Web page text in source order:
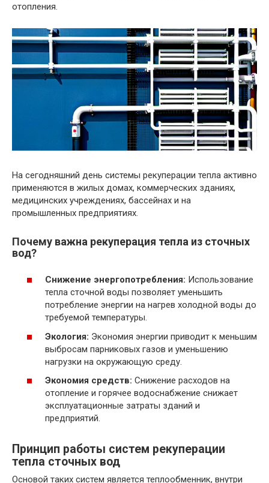
отопления.
На сегодняшний день системы рекуперации тепла активно
применяются в жилых домах, коммерческих зданиях,
медицинских учреждениях, бассейнах и на
промышленных предприятиях.
Почему важна рекуперация тепла из сточных
вод?
Снижение энергопотребления: Использование
тепла сточной воды позволяет уменьшить
потребление энергии на нагрев холодной воды до
требуемой температуры.
Экология: Экономия энергии приводит к меньшим
выбросам парниковых газов и уменьшению
нагрузки на окружающую среду.
Экономия средств: Снижение расходов на
отопление и горячее водоснабжение снижает
эксплуатационные затраты зданий и
предприятий.
Принцип работы систем рекуперации
тепла сточных вод
Основой таких систем является теплообменник, внутри